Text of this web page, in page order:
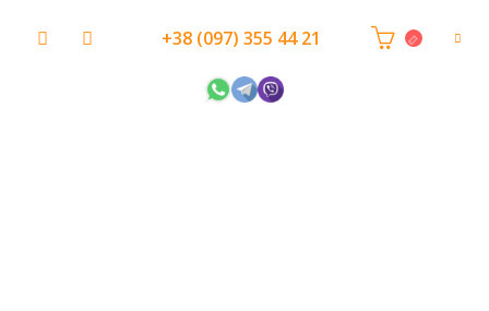
+38 (097) 355 44 21